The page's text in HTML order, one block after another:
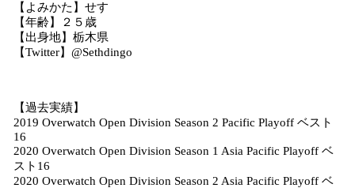
【よみかた】せす
【年齢】２５歳
【出身地】栃木県
【Twitter】@Sethdingo
【過去実績】
2019 Overwatch Open Division Season 2 Pacific Playoff ベスト
16
2020 Overwatch Open Division Season 1 Asia Pacific Playoff ベ
スト16
2020 Overwatch Open Division Season 2 Asia Pacific Playoff ベ